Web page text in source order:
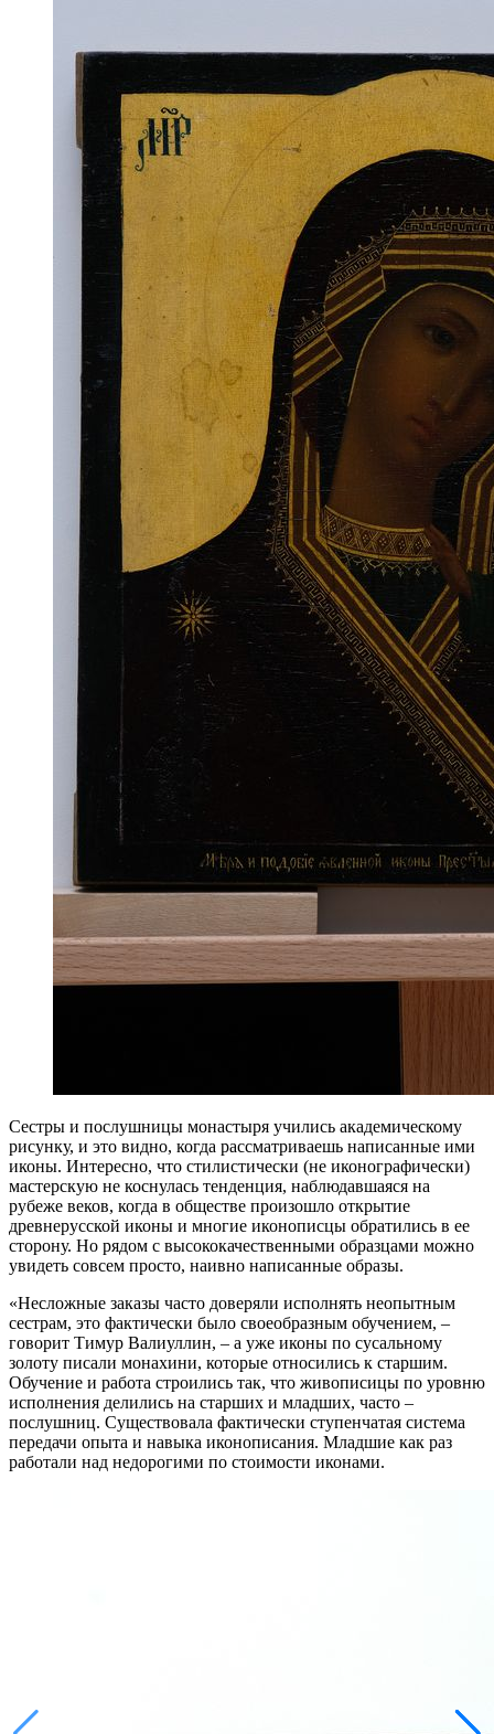
Сестры и послушницы монастыря учились академическому
рисунку, и это видно, когда рассматриваешь написанные ими
иконы. Интересно, что стилистически (не иконографически)
мастерскую не коснулась тенденция, наблюдавшаяся на
рубеже веков, когда в обществе произошло открытие
древнерусской иконы и многие иконописцы обратились в ее
сторону. Но рядом с высококачественными образцами можно
увидеть совсем просто, наивно написанные образы.
«Несложные заказы часто доверяли исполнять неопытным
сестрам, это фактически было своеобразным обучением, –
говорит Тимур Валиуллин, – а уже иконы по сусальному
золоту писали монахини, которые относились к старшим.
Обучение и работа строились так, что живописицы по уровню
исполнения делились на старших и младших, часто –
послушниц. Существовала фактически ступенчатая система
передачи опыта и навыка иконописания. Младшие как раз
работали над недорогими по стоимости иконами.